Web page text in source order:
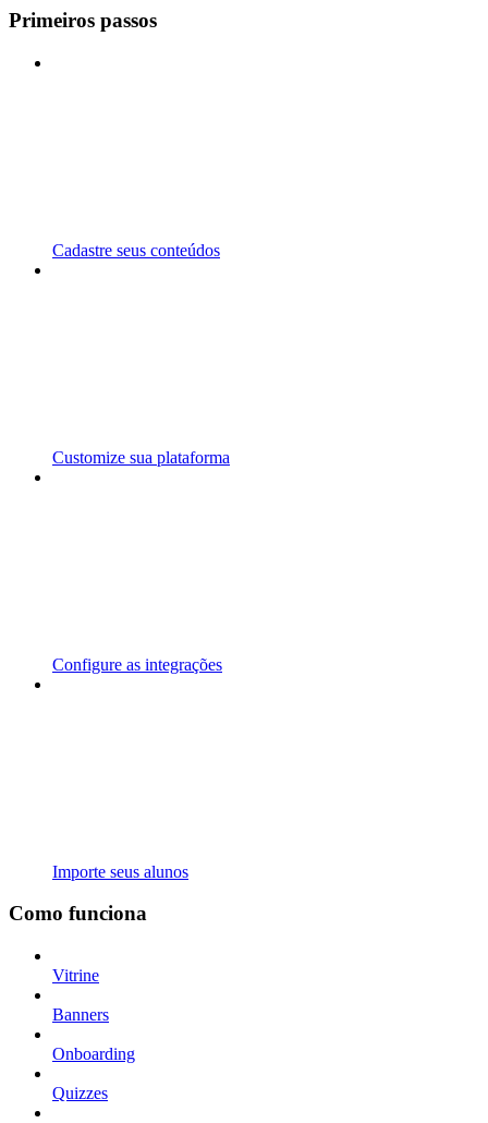
Primeiros passos
Cadastre seus conteúdos
Customize sua plataforma
Configure as integrações
Importe seus alunos
Como funciona
Vitrine
Banners
Onboarding
Quizzes